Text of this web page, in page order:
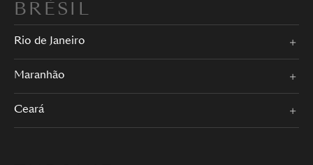
BRÉSIL
Rio de Janeiro
Maranhão
Ceará